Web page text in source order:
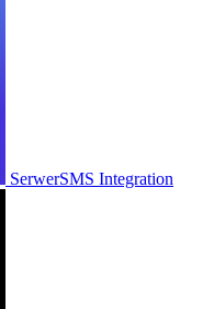
SerwerSMS Integration